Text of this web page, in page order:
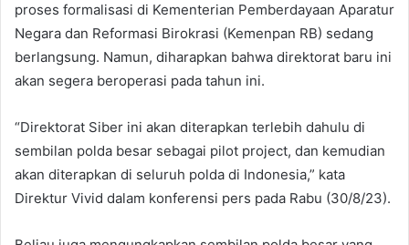
proses formalisasi di Kementerian Pemberdayaan Aparatur
Negara dan Reformasi Birokrasi (Kemenpan RB) sedang
berlangsung. Namun, diharapkan bahwa direktorat baru ini
akan segera beroperasi pada tahun ini.
“Direktorat Siber ini akan diterapkan terlebih dahulu di
sembilan polda besar sebagai pilot project, dan kemudian
akan diterapkan di seluruh polda di Indonesia,” kata
Direktur Vivid dalam konferensi pers pada Rabu (30/8/23).